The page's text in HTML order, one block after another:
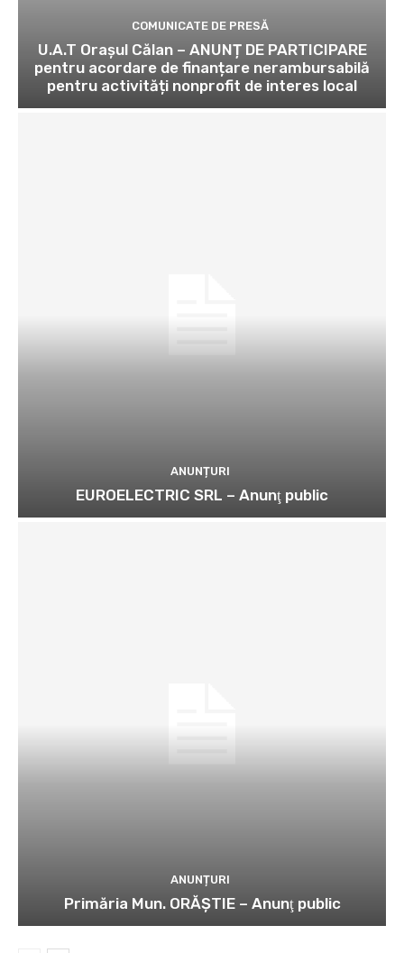
COMUNICATE DE PRESĂ
U.A.T Orașul Călan – ANUNȚ DE PARTICIPARE
pentru acordare de finanțare nerambursabilă
pentru activități nonprofit de interes local
ANUNȚURI
EUROELECTRIC SRL – Anunţ public
ANUNȚURI
Primăria Mun. ORĂȘTIE – Anunţ public